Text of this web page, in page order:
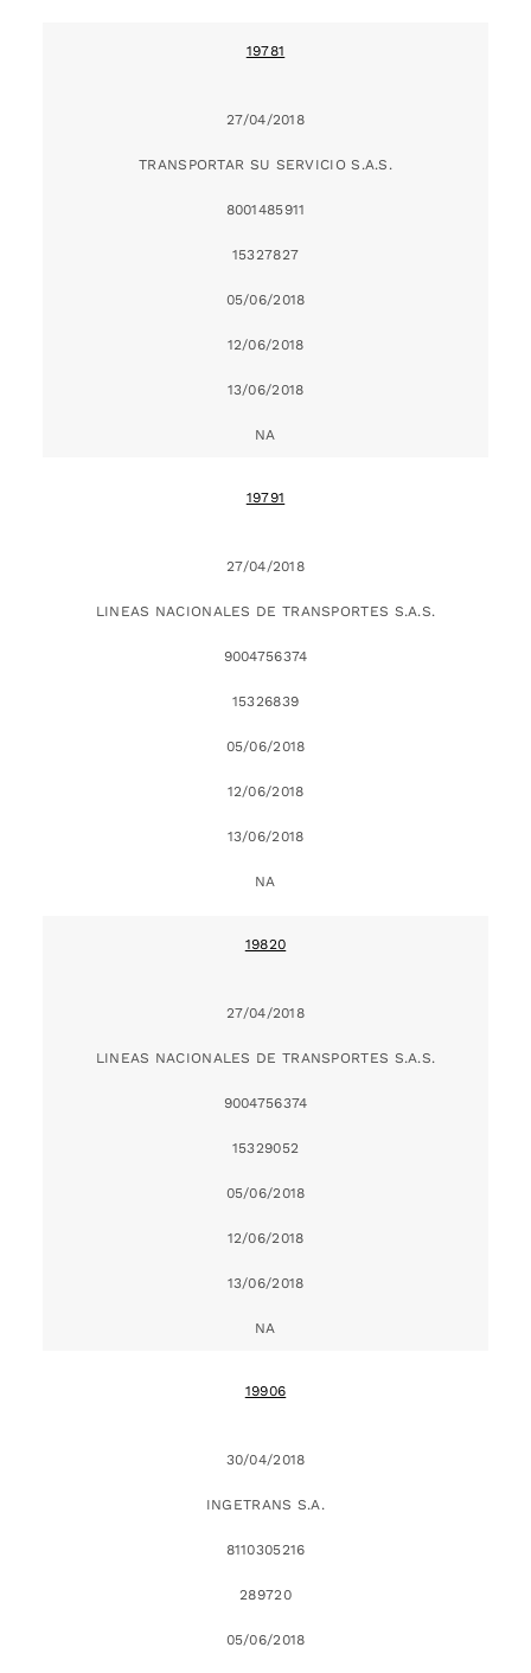
19781
27/04/2018
TRANSPORTAR SU SERVICIO S.A.S.
8001485911
15327827
05/06/2018
12/06/2018
13/06/2018
NA
19791
27/04/2018
LINEAS NACIONALES DE TRANSPORTES S.A.S.
9004756374
15326839
05/06/2018
12/06/2018
13/06/2018
NA
19820
27/04/2018
LINEAS NACIONALES DE TRANSPORTES S.A.S.
9004756374
15329052
05/06/2018
12/06/2018
13/06/2018
NA
19906
30/04/2018
INGETRANS S.A.
8110305216
289720
05/06/2018